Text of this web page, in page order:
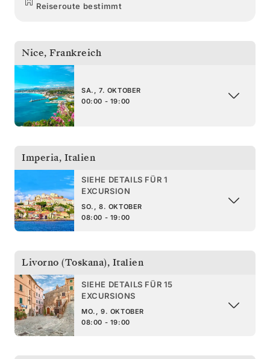
Reiseroute bestimmt
Nice, Frankreich
SA., 7. OKTOBER
00:00 - 19:00
Imperia, Italien
SIEHE DETAILS FÜR 1
EXCURSION
SO., 8. OKTOBER
08:00 - 19:00
Livorno (Toskana), Italien
SIEHE DETAILS FÜR 15
EXCURSIONS
MO., 9. OKTOBER
08:00 - 19:00